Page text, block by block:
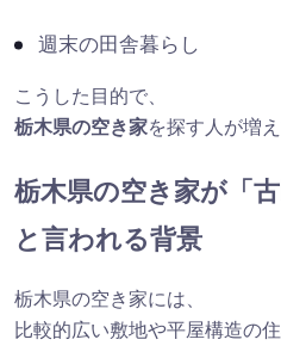
週末の田舎暮らし
こうした目的で、
栃木県の空き家を探す人が増
栃木県の空き家が「
と言われる背景
栃木県の空き家には、
比較的広い敷地や平屋構造の